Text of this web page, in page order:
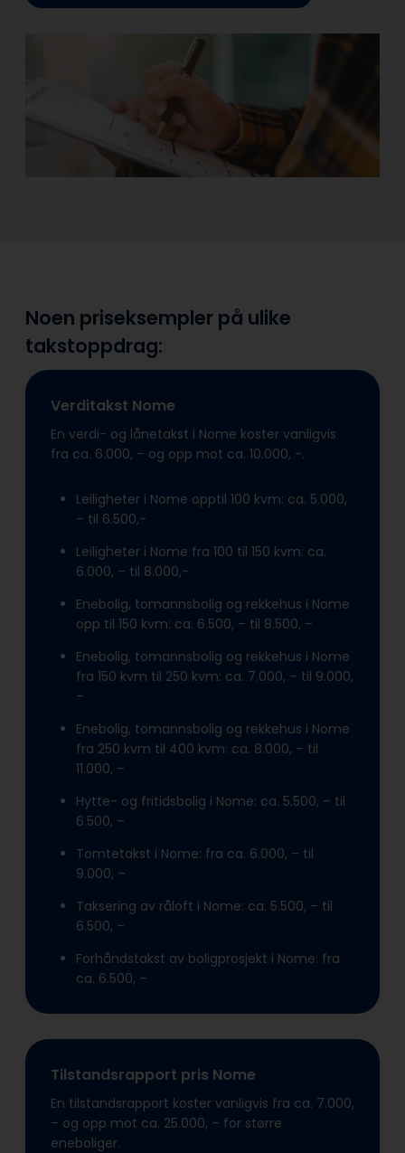
Noen priseksempler på ulike
takstoppdrag:
Verditakst Nome
En verdi- og lånetakst i Nome koster vanligvis
fra ca. 6.000, – og opp mot ca. 10.000, -.
Leiligheter i Nome opptil 100 kvm: ca. 5.000,
– til 6.500,-
Leiligheter i Nome fra 100 til 150 kvm: ca.
6.000, – til 8.000,-
Enebolig, tomannsbolig og rekkehus i Nome
opp til 150 kvm: ca. 6.500, – til 8.500, –
Enebolig, tomannsbolig og rekkehus i Nome
fra 150 kvm til 250 kvm: ca. 7.000, – til 9.000,
–
Enebolig, tomannsbolig og rekkehus i Nome
fra 250 kvm til 400 kvm: ca. 8.000, – til
11.000, –
Hytte- og fritidsbolig i Nome: ca. 5.500, – til
6.500, –
Tomtetakst i Nome: fra ca. 6.000, – til
9.000, –
Taksering av råloft i Nome: ca. 5.500, – til
6.500, –
Forhåndstakst av boligprosjekt i Nome: fra
ca. 6.500, –
Tilstandsrapport pris Nome
En tilstandsrapport koster vanligvis fra ca. 7.000,
– og opp mot ca. 25.000, – for større
eneboliger.